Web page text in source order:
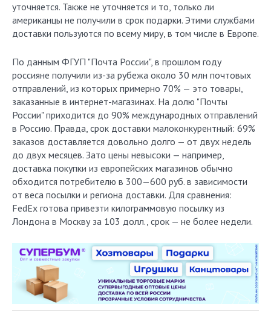
уточняется. Также не уточняется и то, только ли
американцы не получили в срок подарки. Этими службами
доставки пользуются по всему миру, в том числе в Европе.
По данным ФГУП "Почта России", в прошлом году
россияне получили из-за рубежа около 30 млн почтовых
отправлений, из которых примерно 70% — это товары,
заказанные в интернет-магазинах. На долю "Почты
России" приходится до 90% международных отправлений
в Россию. Правда, срок доставки малоконкурентный: 69%
заказов доставляется довольно долго — от двух недель
до двух месяцев. Зато цены невысоки — например,
доставка покупки из европейских магазинов обычно
обходится потребителю в 300—600 руб. в зависимости
от веса посылки и региона доставки. Для сравнения:
FedEx готова привезти килограммовую посылку из
Лондона в Москву за 103 долл., срок — не более недели.